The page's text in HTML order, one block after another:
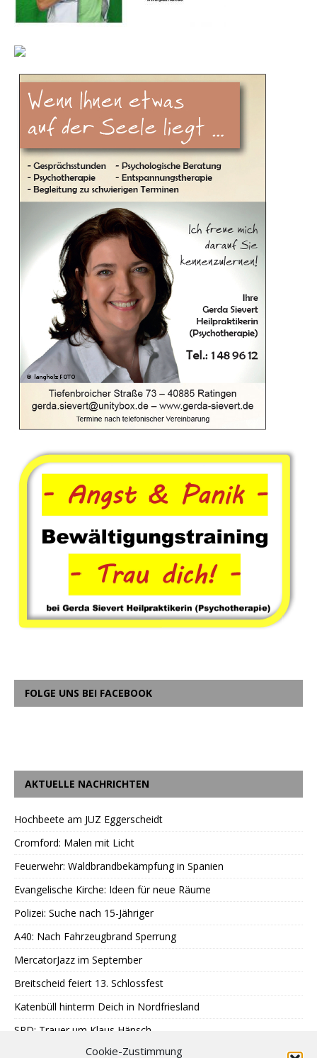
Cookie-Zustimmung
FOLGE UNS BEI FACEBOOK
AKTUELLE NACHRICHTEN
Hochbeete am JUZ Eggerscheidt
Cromford: Malen mit Licht
Feuerwehr: Waldbrandbekämpfung in Spanien
Evangelische Kirche: Ideen für neue Räume
Polizei: Suche nach 15-Jähriger
A40: Nach Fahrzeugbrand Sperrung
MercatorJazz im September
Breitscheid feiert 13. Schlossfest
Katenbüll hinterm Deich in Nordfriesland
SPD: Trauer um Klaus Hänsch
Jubiläums-Journal unmittelbar erschienen